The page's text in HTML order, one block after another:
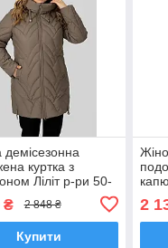
демісезонна
куртка з
Ліліт р-ри 50-
₴ 2 848 ₴
Купити
2